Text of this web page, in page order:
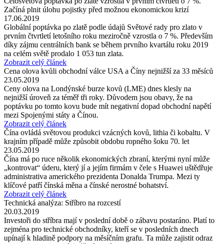
Začíná plnit úlohu pojistky před možnou ekonomickou krizí
17.06.2019
Globální poptávka po zlatě podle údajů Světové rady pro zlato v
prvním čtvrtletí letošního roku meziročně vzrostla o 7 %. Především
díky zájmu centrálních bank se během prvního kvartálu roku 2019
na celém světě prodalo 1 053 tun zlata.
Zobrazit celý článek
Cena olova kvůli obchodní válce USA a Číny nejnižší za 33 měsíců
23.05.2019
Ceny olova na Londýnské burze kovů (LME) dnes klesly na
nejnižší úroveň za téměř tři roky. Důvodem jsou obavy, že na
poptávku po tomto kovu bude mít negativní dopad obchodní napětí
mezi Spojenými státy a Čínou.
Zobrazit celý článek
Čína ovládá světovou produkci vzácných kovů, lithia či kobaltu. V
krajním případě může způsobit obdobu ropného šoku 70. let
23.05.2019
Čína má po ruce několik ekonomických zbraní, kterými nyní může
„kontrovat“ úderu, který jí a jejím firmám v čele s Huawei uštědřuje
administrativa amerického prezidenta Donalda Trumpa. Mezi ty
klíčové patří čínská měna a čínské nerostné bohatství.
Zobrazit celý článek
Technická analýza: Stříbro na rozcestí
20.03.2019
Investoři do stříbra mají v poslední době o zábavu postaráno. Platí to
zejména pro technické obchodníky, kteří se v posledních dnech
upínají k hladině podpory na měsíčním grafu. Ta může zajistit odraz